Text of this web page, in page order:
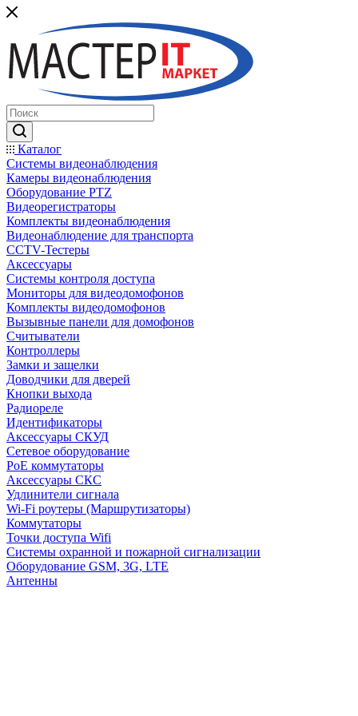
Каталог
Системы видеонаблюдения
Камеры видеонаблюдения
Оборудование PTZ
Видеорегистраторы
Комплекты видеонаблюдения
Видеонаблюдение для транспорта
CCTV-Тестеры
Аксессуары
Системы контроля доступа
Мониторы для видеодомофонов
Комплекты видеодомофонов
Вызывные панели для домофонов
Считыватели
Контроллеры
Замки и защелки
Доводчики для дверей
Кнопки выхода
Радиореле
Идентификаторы
Аксессуары СКУД
Сетевое оборудование
PoE коммутаторы
Аксессуары СКС
Удлинители сигнала
Wi-Fi роутеры (Маршрутизаторы)
Коммутаторы
Точки доступа Wifi
Системы охранной и пожарной сигнализации
Оборудование GSM, 3G, LTE
Антенны